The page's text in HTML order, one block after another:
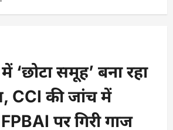
‘छोटा समूह’ बना रहा
CCI की जांच में
पर गिरी गाज